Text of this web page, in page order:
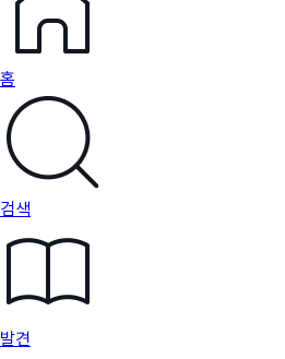
홈
검색
발견